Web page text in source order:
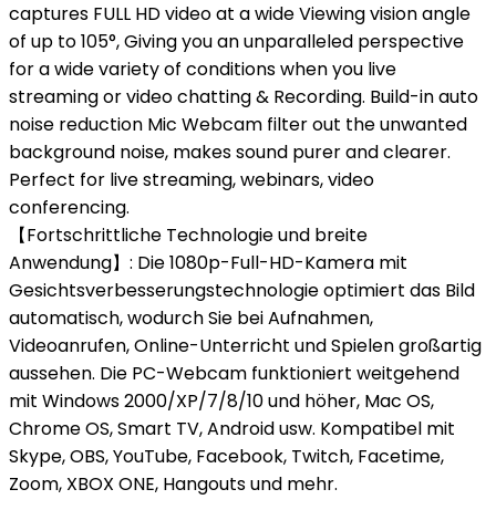
captures FULL HD video at a wide Viewing vision angle
of up to 105°, Giving you an unparalleled perspective
for a wide variety of conditions when you live
streaming or video chatting & Recording. Build-in auto
noise reduction Mic Webcam filter out the unwanted
background noise, makes sound purer and clearer.
Perfect for live streaming, webinars, video
conferencing.
【Fortschrittliche Technologie und breite
Anwendung】: Die 1080p-Full-HD-Kamera mit
Gesichtsverbesserungstechnologie optimiert das Bild
automatisch, wodurch Sie bei Aufnahmen,
Videoanrufen, Online-Unterricht und Spielen großartig
aussehen. Die PC-Webcam funktioniert weitgehend
mit Windows 2000/XP/7/8/10 und höher, Mac OS,
Chrome OS, Smart TV, Android usw. Kompatibel mit
Skype, OBS, YouTube, Facebook, Twitch, Facetime,
Zoom, XBOX ONE, Hangouts und mehr.